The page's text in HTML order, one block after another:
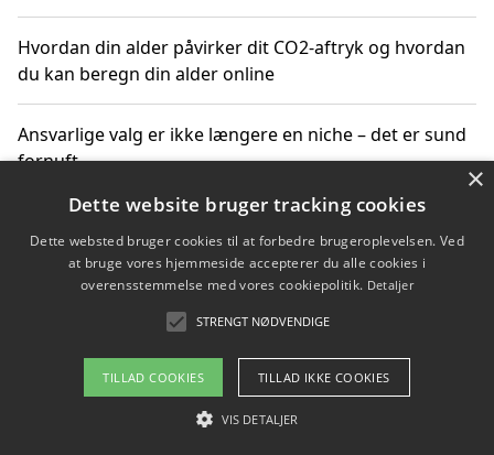
Hvordan din alder påvirker dit CO2-aftryk og hvordan
du kan beregn din alder online
Ansvarlige valg er ikke længere en niche – det er sund
fornuft
Sådan kan du handle bæredygtigt og bestil med
faktura
Om / kontakt
Blog Betingelser
×
Dette website bruger tracking cookies
Dette websted bruger cookies til at forbedre brugeroplevelsen. Ved
at bruge vores hjemmeside accepterer du alle cookies i
overensstemmelse med vores cookiepolitik. Detaljer
STRENGT NØDVENDIGE
TILLAD COOKIES TILLAD IKKE COOKIES
VIS DETALJER